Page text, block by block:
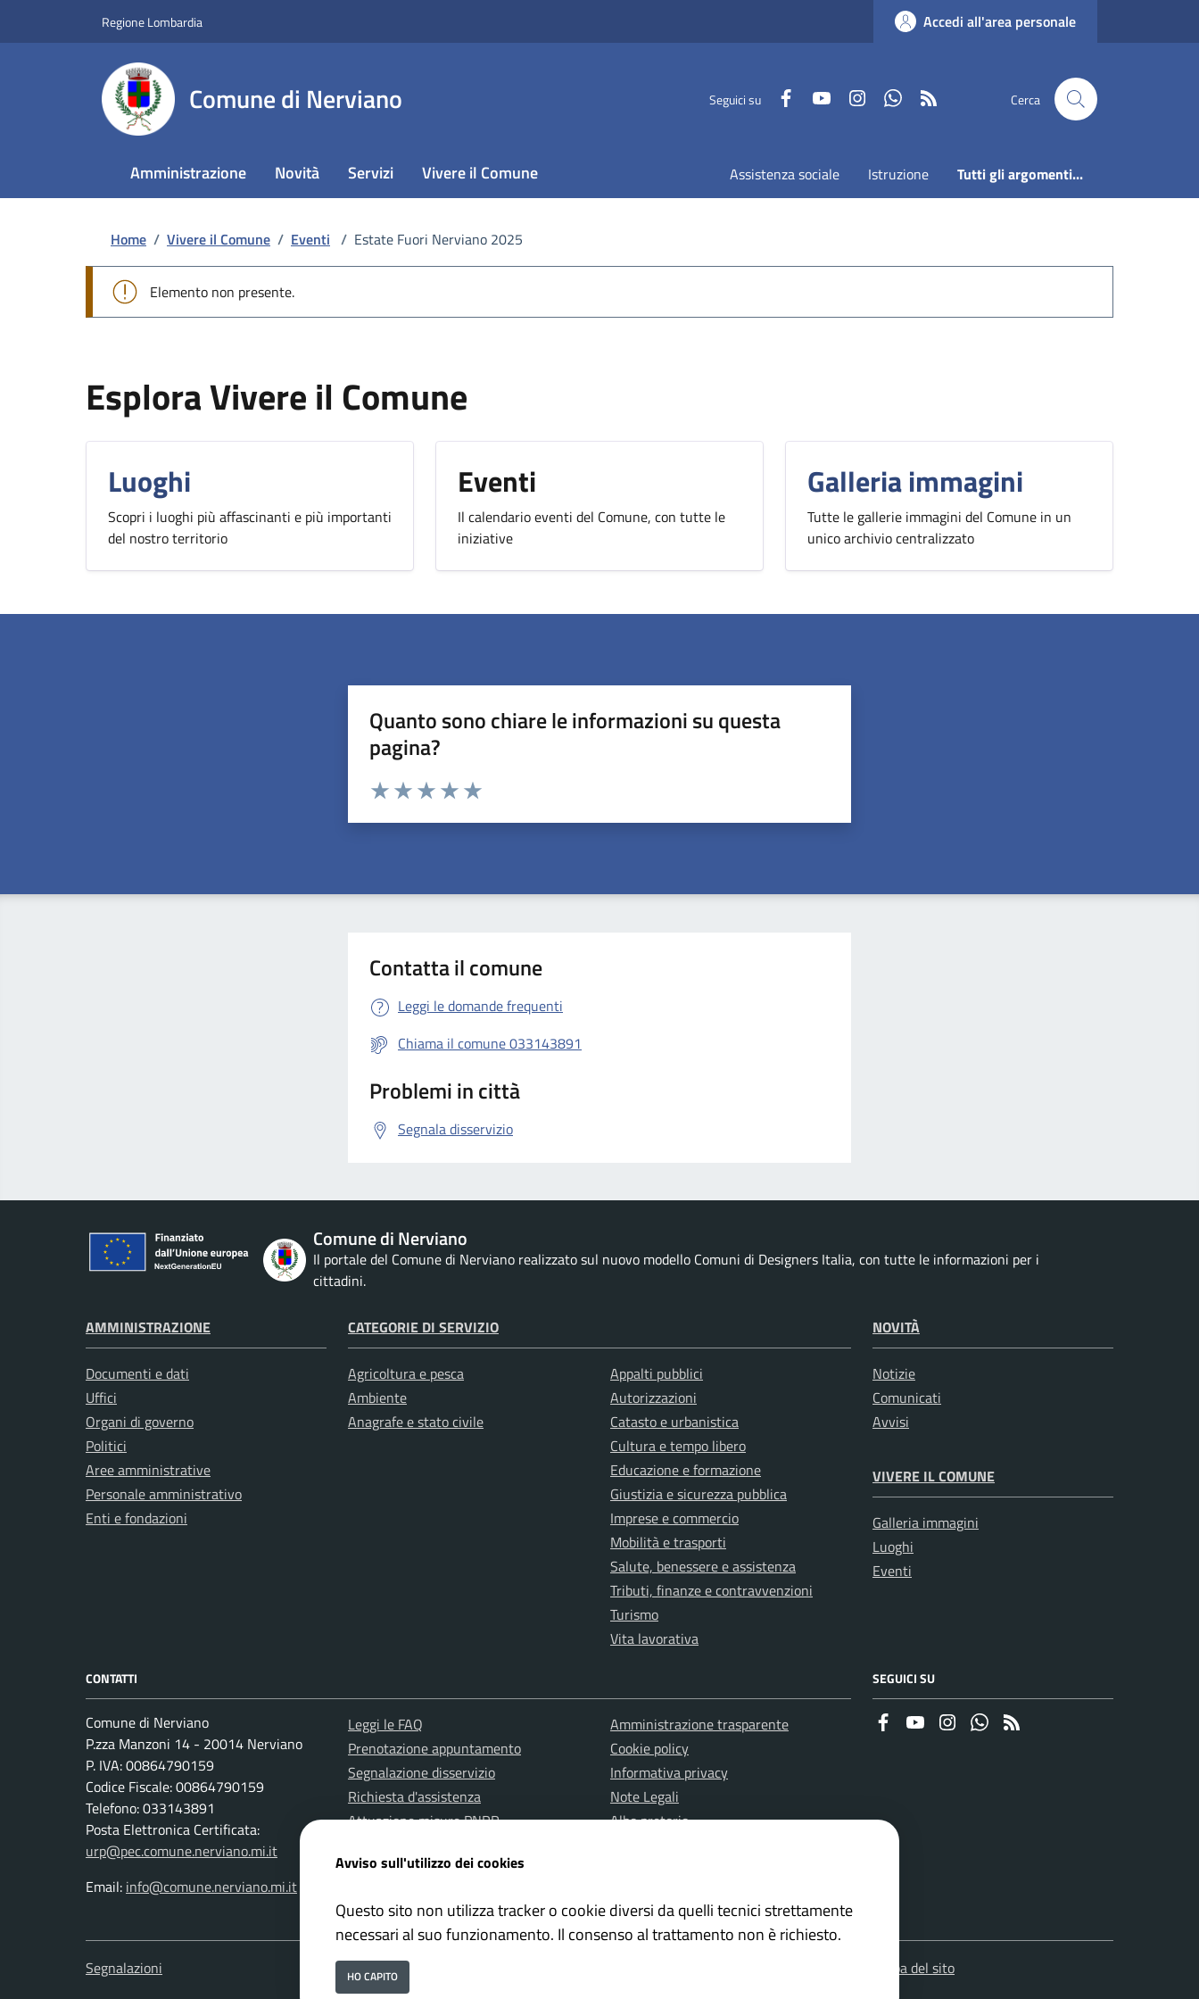
Regione Lombardia Accedi all'area personale
Comune di Nerviano Seguici su FaceboookYoutubeInstagramWhatsapp Cerca
Amministrazione Novità Servizi Vivere il Comune Assistenza sociale Istruzione Tutti gli argomenti...
Home / Vivere il Comune / Eventi / Estate Fuori Nerviano 2025
Elemento non presente.
Esplora Vivere il Comune
Luoghi
Scopri i luoghi più affascinanti e più importanti
del nostro territorio
Eventi
Il calendario eventi del Comune, con tutte le
iniziative
Galleria immagini
Tutte le gallerie immagini del Comune in un
unico archivio centralizzato
Quanto sono chiare le informazioni su questa
pagina?
Valuta da 1 a 5 stelle la pagina
Contatta il comune
Leggi le domande frequenti
Chiama il comune 033143891
Problemi in città
Segnala disservizio
Comune di Nerviano
Il portale del Comune di Nerviano realizzato sul nuovo modello Comuni di Designers Italia, con tutte le informazioni per i
cittadini.
AMMINISTRAZIONE
Documenti e dati
Uffici
Organi di governo
Politici
Aree amministrative
Personale amministrativo
Enti e fondazioni
CATEGORIE DI SERVIZIO
Agricoltura e pesca
Ambiente
Anagrafe e stato civile
Appalti pubblici
Autorizzazioni
Catasto e urbanistica
Cultura e tempo libero
Educazione e formazione
Giustizia e sicurezza pubblica
Imprese e commercio
Mobilità e trasporti
Salute, benessere e assistenza
Tributi, finanze e contravvenzioni
Turismo
Vita lavorativa
NOVITÀ
Notizie
Comunicati
Avvisi
VIVERE IL COMUNE
Galleria immagini
Luoghi
Eventi
CONTATTI
Comune di Nerviano
P.zza Manzoni 14 - 20014 Nerviano
P. IVA: 00864790159
Codice Fiscale: 00864790159
Telefono: 033143891
Posta Elettronica Certificata:
urp@pec.comune.nerviano.mi.it
Email: info@comune.nerviano.mi.it
Leggi le FAQ
Prenotazione appuntamento
Segnalazione disservizio
Richiesta d'assistenza
Attuazione misure PNRR
Amministrazione trasparente
Cookie policy
Informativa privacy
Note Legali
Albo pretorio
SEGUICI SU
FaceboookYoutubeInstagramWhatsapp
Segnalazioni Attuazione misure PNRR
Mappa del sito
Avviso sull'utilizzo dei cookies
Questo sito non utilizza tracker o cookie diversi da quelli tecnici strettamente
necessari al suo funzionamento. Il consenso al trattamento non è richiesto.
HO CAPITO